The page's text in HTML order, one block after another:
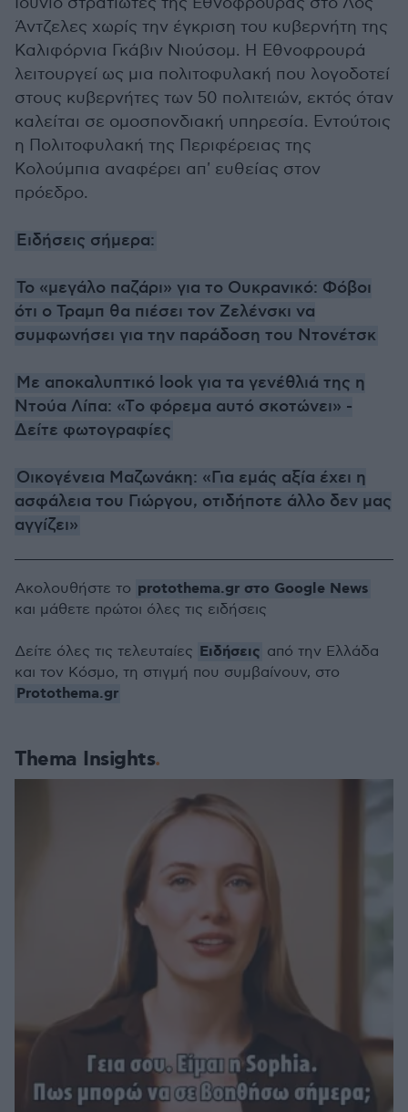
Άντζελες χωρίς την έγκριση του κυβερνήτη της
Καλιφόρνια Γκάβιν Νιούσομ. Η Εθνοφρουρά
λειτουργεί ως μια πολιτοφυλακή που λογοδοτεί
στους κυβερνήτες των 50 πολιτειών, εκτός όταν
καλείται σε ομοσπονδιακή υπηρεσία. Εντούτοις
η Πολιτοφυλακή της Περιφέρειας της
Κολούμπια αναφέρει απ' ευθείας στον
πρόεδρο.
Ειδήσεις σήμερα:
To «μεγάλο παζάρι» για το Ουκρανικό: Φόβοι
ότι ο Τραμπ θα πιέσει τον Ζελένσκι να
συμφωνήσει για την παράδοση του Ντονέτσκ
Με αποκαλυπτικό look για τα γενέθλιά της η
Ντούα Λίπα: «Τo φόρεμα αυτό σκοτώνει» -
Δείτε φωτογραφίες
Οικογένεια Μαζωνάκη: «Για εμάς αξία έχει η
ασφάλεια του Γιώργου, οτιδήποτε άλλο δεν μας
αγγίζει»
Thema Insights
Ακολουθήστε το protothema.gr στο Google News
και μάθετε πρώτοι όλες τις ειδήσεις
Δείτε όλες τις τελευταίες Ειδήσεις από την Ελλάδα
και τον Κόσμο, τη στιγμή που συμβαίνουν, στο
Protothema.gr